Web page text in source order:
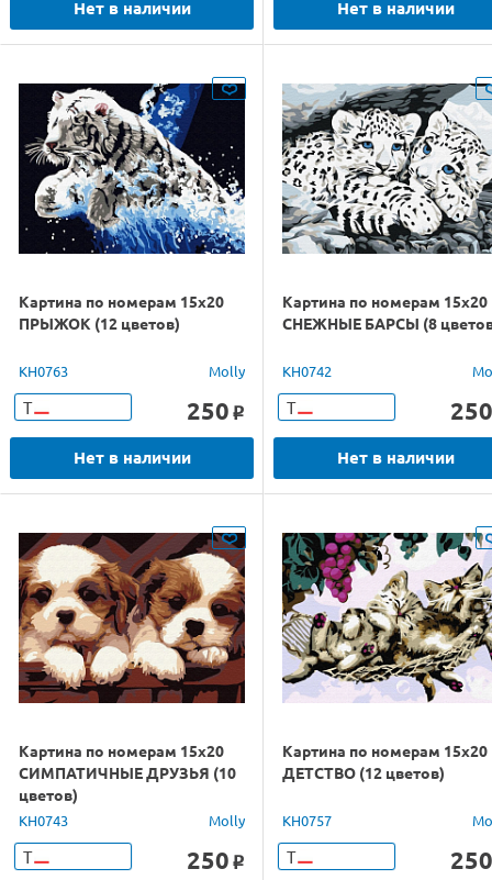
Нет в наличии Нет в наличии
Картина по номерам 15х20
ПРЫЖОК (12 цветов)
KH0763 Molly
Т 250 o
Нет в наличии
Картина по номерам 15х20
СНЕЖНЫЕ БАРСЫ (8
KH0742
Т 250
Нет в наличии
Картина по номерам 15х20
СИМПАТИЧНЫЕ ДРУЗЬЯ (10
цветов)
KH0743 Molly
Т 250 o
Картина по номерам 15х20
ДЕТСТВО (12 цветов)
KH0757
Т 250